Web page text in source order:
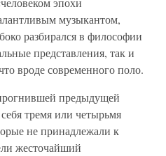
музыкантом,
разбирался в философии
представления, так и
вроде современного поло.
предыдущей
тремя или четырьмя
не принадлежали к
жесточайший